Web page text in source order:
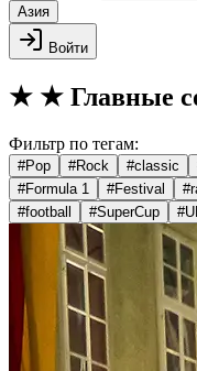
Азия
Войти
★ ★ Главные
Фильтр по тегам:
#Pop #Rock #classic
#Formula 1 #Festival #
#football #SuperCup #